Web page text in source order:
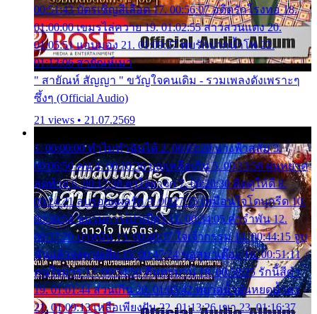
00:51:43 บัตรเชิญสีเลือด 17. 00:56:07 อดีตรักโรงทอ 18.
01:00:00 เขมรไล่ควาย 19. 01:02:55 สาวสวนแตง 20.
01:05:51 แอบมอง 21. 01:09:27 พบรักปากน้ำโพ 22.
01:13:06 สายัณห์เมา
" สายัณห์ สัญญา " ขวัญใจคนเดิม - รวมเพลงดังเพราะๆ
ซึ้งๆ (Official Audio)
21 views • 21.07.2569
1. 00:00:00 ทำไมทำฉันได้ 2. 00:03:20 นางฟ้าสลัม 3.
00:06:50 คน 4. 00:10:36 บุญเหลือเกิน 5. 00:13:58 ฝนหยาด
สุดท้าย 6. 00:17:30 ยาใจยาจก 7. 00:20:30 คิดดูให้ดี 8.
00:24:21 ลบรอยแผลรัก 9. 00:27:35 เหมือนใจโดนกรีด 10.
00:30:54 ขบวนการเปาเปียว 11. 00:34:05 คำรำพัน 12.
00:37:20 ปาหนัน 13. 00:40:37 ใจเจ้ากรรม 14. 00:44:15 จูบ
ฉันแล้วจงตายเสีย 15. 00:47:24 ขอสูมาเต๊อะ 16. 00:51:11
คนใจมาร 17. 00:54:50 คืนทรมาน 18. 00:58:25 รักนี้สีดำ
19. 01:01:44 ส่วนเกิน 20. 01:05:42 หยาดน้ำฝนหยดน้ำตา
21. 01:09:13 เหลือเพียงฝัน 22. 01:13:26 เขา 23. 01:16:37